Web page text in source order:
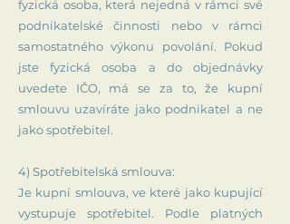
fyzická osoba, která nejedná v rámci své
podnikatelské činnosti nebo v rámci
samostatného výkonu povolání. Pokud
jste fyzická osoba a do objednávky
uvedete IČO, má se za to, že kupní
smlouvu uzavíráte jako podnikatel a ne
jako spotřebitel.
4) Spotřebitelská smlouva:
Je kupní smlouva, ve které jako kupující
vystupuje spotřebitel. Podle platných